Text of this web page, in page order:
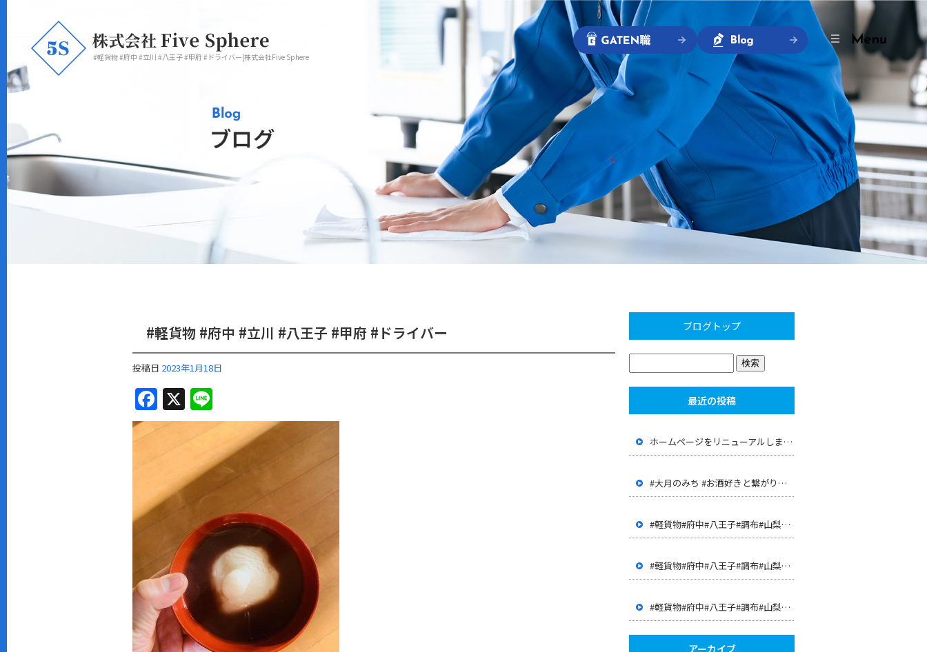
#軽貨物 #府中 #立川 #八王子 #甲府 #ドライバー|株式会社Five Sphere
#軽貨物 #府中 #立川 #八王子 #甲府 #ドライバー
投稿日 2023年1月18日
F
a
b
o
k
X
n
e
ブログトップ
最近の投稿
ホームページをリニューアルしました。
#大月のみち #お酒好きと繋がりたい #大月 #山梨 #店長が 経歴が面白い #JR大月駅 #上野原 #呑み屋
#軽貨物#府中#八王子#調布#山梨#甲府#世田谷#三鷹#多摩地 区#客室清掃#ハウスクリーニング#ドライバー#配達
#軽貨物#府中#八王子#調布#山梨#甲府#世田谷#三鷹#多摩地 区#客室清掃#ハウスクリーニング#ドライバー#配達
#軽貨物#府中#八王子#調布#山梨#甲府#世田谷#三鷹#多摩地 区#客室清掃#ハウスクリーニング#ドライバー#配達
アーカイブ